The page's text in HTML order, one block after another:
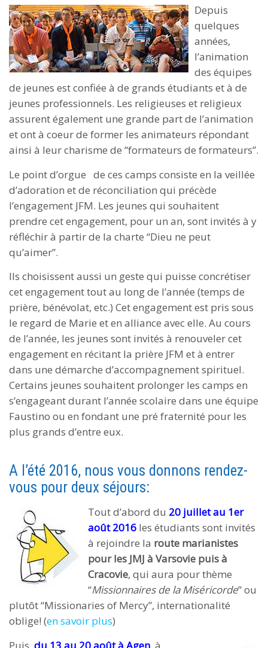
Depuis
quelques
années,
l’animation
des équipes
de jeunes est confiée à de grands étudiants et à de
jeunes professionnels. Les religieuses et religieux
assurent également une grande part de l’animation
et ont à coeur de former les animateurs répondant
ainsi à leur charisme de “formateurs de formateurs”.
Le point d’orgue de ces camps consiste en la veillée
d’adoration et de réconciliation qui précède
l’engagement JFM. Les jeunes qui souhaitent
prendre cet engagement, pour un an, sont invités à y
réfléchir à partir de la charte “Dieu ne peut
qu’aimer”.
Ils choisissent aussi un geste qui puisse concrétiser
cet engagement tout au long de l’année (temps de
prière, bénévolat, etc.) Cet engagement est pris sous
le regard de Marie et en alliance avec elle. Au cours
de l’année, les jeunes sont invités à renouveler cet
engagement en récitant la prière JFM et à entrer
dans une démarche d’accompagnement spirituel.
Certains jeunes souhaitent prolonger les camps en
s’engageant durant l’année scolaire dans une équipe
Faustino ou en fondant une pré fraternité pour les
plus grands d’entre eux.
A l’été 2016, nous vous donnons rendez-
vous pour deux séjours:
Tout d’abord du 20 juillet au 1er
août 2016 les étudiants sont invités
à rejoindre la route marianistes
pour les JMJ à Varsovie puis à
Cracovie, qui aura pour thème
“Missionnaires de la Miséricorde” ou
plutôt “Missionaries of Mercy”, internationalité
oblige! (en savoir plus)
Puis, du 13 au 20 août à Agen , à